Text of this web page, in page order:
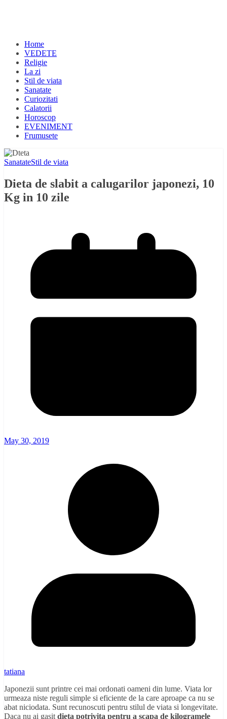
Home
VEDETE
Religie
La zi
Stil de viata
Sanatate
Curiozitati
Calatorii
Horoscop
EVENIMENT
Frumusete
SanatateStil de viata
Dieta de slabit a calugarilor japonezi, 10
Kg in 10 zile
May 30, 2019
tatiana
Japonezii sunt printre cei mai ordonati oameni din lume. Viata lor
urmeaza niste reguli simple si eficiente de la care aproape ca nu se
abat niciodata. Sunt recunoscuti pentru stilul de viata si longevitate.
Daca nu ai gasit dieta potrivita pentru a scapa de kilogramele